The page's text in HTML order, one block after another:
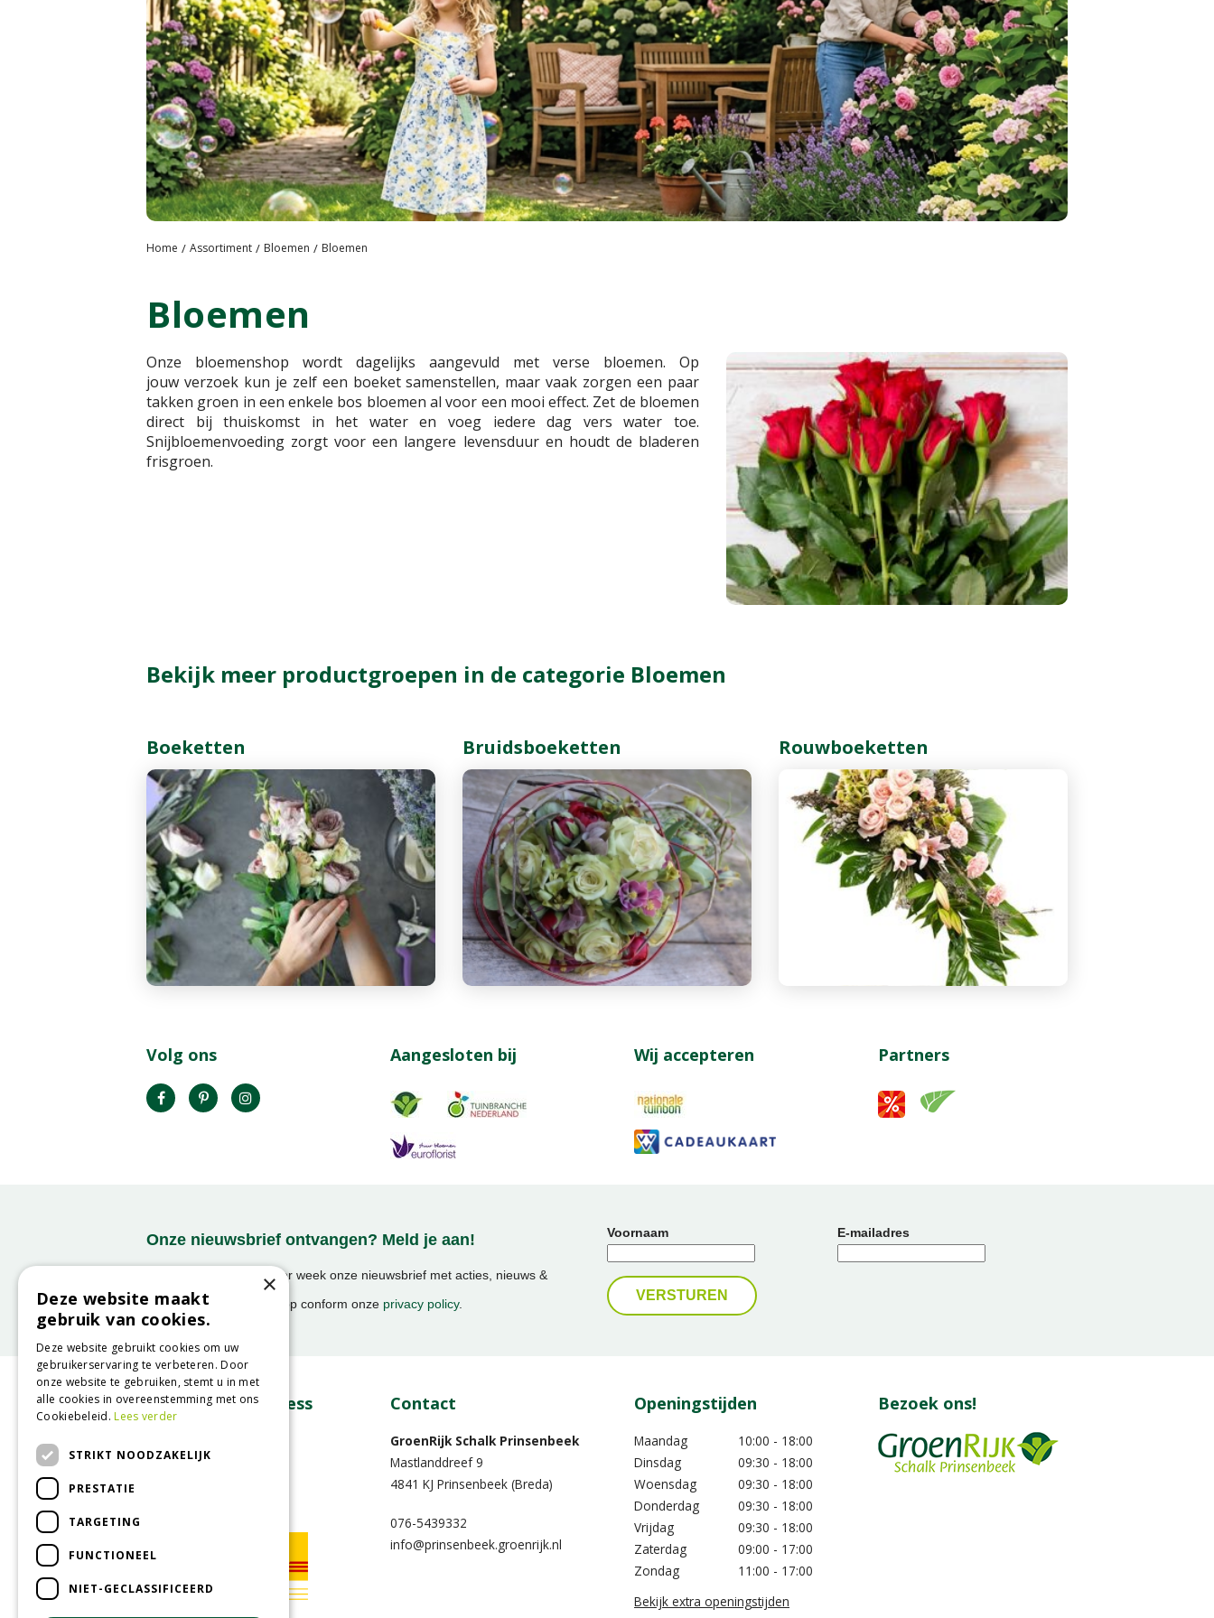
Home Assortiment Bloemen Bloemen
Bloemen
Onze bloemenshop wordt dagelijks aangevuld met verse bloemen. Op
jouw verzoek kun je zelf een boeket samenstellen, maar vaak zorgen een paar
takken groen in een enkele bos bloemen al voor een mooi effect. Zet de bloemen
direct bij thuiskomst in het water en voeg iedere dag vers water toe.
Snijbloemenvoeding zorgt voor een langere levensduur en houdt de bladeren
frisgroen.
Bekijk meer productgroepen in de categorie Bloemen
Boeketten Bruidsboeketten Rouwboeketten
Volg ons Aangesloten bij Wij accepteren Partners
Onze nieuwsbrief ontvangen? Meld je aan!
Ontvang ongeveer 1x per week onze nieuwsbrief met acties, nieuws &
activiteiten!
We slaan uw gegevens op conform onze privacy policy.
Voornaam E-mailadres
DHL en DHL Express Contact
GroenRijk Schalk Prinsenbeek
Mastlanddreef 9
4841 KJ Prinsenbeek (Breda)
076-5439332
info@prinsenbeek.groenrijk.nl
Openingstijden
Maandag
10:00 - 18:00
Dinsdag
09:30 - 18:00
Woensdag
09:30 - 18:00
Donderdag
09:30 - 18:00
Vrijdag
09:30 - 18:00
Zaterdag
09:00 - 17:00
Zondag
11:00 - 17:00
Bekijk extra openingstijden
Bezoek ons!
×
Deze website maakt
gebruik van cookies.
Deze website gebruikt cookies om uw
gebruikerservaring te verbeteren. Door
onze website te gebruiken, stemt u in met
alle cookies in overeenstemming met ons
Cookiebeleid.Lees verder
STRIKT NOODZAKELIJK
PRESTATIE
TARGETING
FUNCTIONEEL
NIET-GECLASSIFICEERD